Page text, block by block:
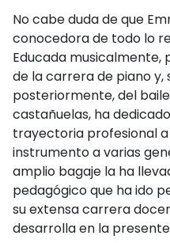
No cabe duda de que
conocedora de todo lo
Educada musicalmente,
de la carrera de piano y,
posteriormente, del
castañuelas, ha
trayectoria profesional
instrumento a varias
amplio bagaje la ha
pedagógico que ha ido
su extensa carrera
desarrolla en la